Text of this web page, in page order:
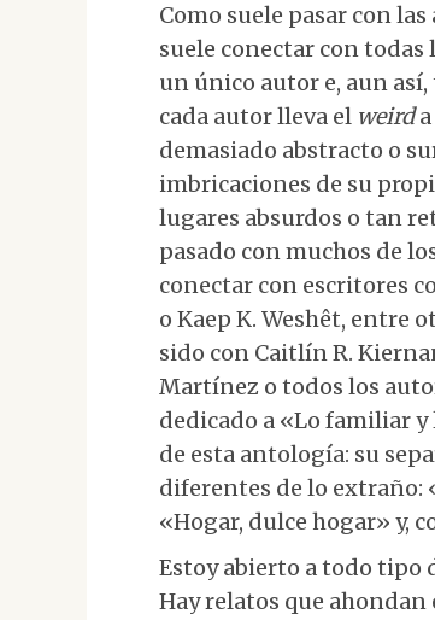
Como suele pasar con
suele conectar con todas
un único autor e, aun
cada autor lleva el weirda
demasiado abstracto o
imbricaciones de su
lugares absurdos o tan
pasado con muchos de
conectar con escritores
o Kaep K. Weshêt, entre
sido con Caitlín R.
Martínez o todos los
dedicado a «Lo familiar
de esta antología: su
diferentes de lo extraño:
«Hogar, dulce hogar» y,
Estoy abierto a todo tipo
Hay relatos que